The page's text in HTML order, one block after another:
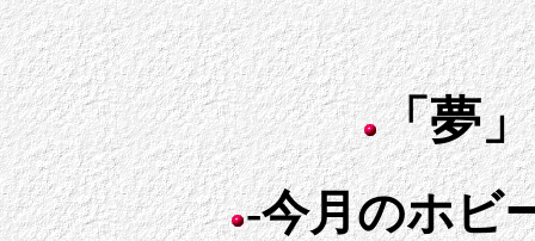
「夢
-今月のホビ